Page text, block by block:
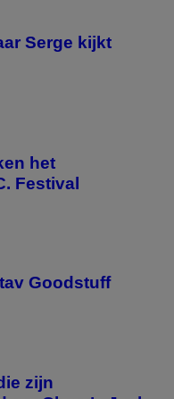
Serge kijkt
het
Festival
Goodstuff
zijn